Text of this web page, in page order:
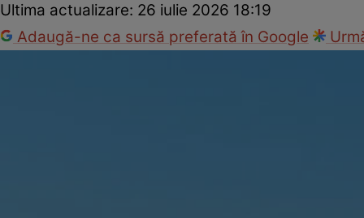
Ultima actualizare: 26 iulie 2026 18:19
Adaugă-ne ca sursă preferată în Google